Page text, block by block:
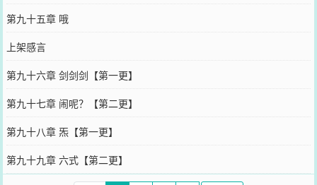
第九十五章 哦
上架感言
第九十六章 剑剑剑【第一更】
第九十七章 闹呢？【第二更】
第九十八章 炁【第一更】
第九十九章 六式【第二更】